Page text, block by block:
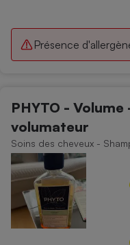
Présence
PHYTO -
volumateur
Soins des cheveux -